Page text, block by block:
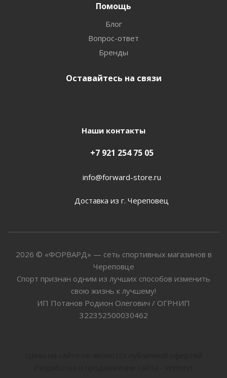
Помощь
Блог
Вопрос-ответ
Бренды
Оставайтесь на связи
Наши контакты
+7 921 254 75 05
info@forward-store.ru
Доставка из г. Череповец
2026 © «ФОРВАРД» — сеть спортивных магазинов в
Череповце
Спорт признан одним из лучших способов изменить
свою жизнь к лучшему!
ИП Потанов Родион Олегович / ОГРНИП
322352500030462